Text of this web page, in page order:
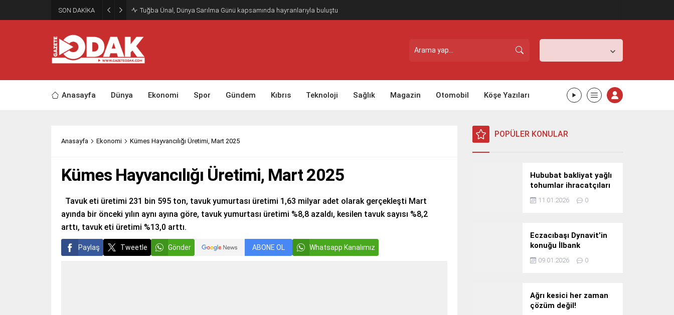
SON DAKİKA Tuğba Ünal, Dünya Sarılma Günü kapsamında hayranlarıyla buluştu
Anasayfa Dünya Ekonomi Spor Gündem Kıbrıs Teknoloji Sağlık Magazin Otomobil Köşe Yazıları
Anasayfa Ekonomi Kümes Hayvancılığı Üretimi, Mart 2025
Kümes Hayvancılığı Üretimi, Mart 2025
Tavuk eti üretimi 231 bin 595 ton, tavuk yumurtası üretimi 1,63 milyar adet olarak gerçekleşti Mart
ayında bir önceki yılın aynı ayına göre, tavuk yumurtası üretimi %8,8 azaldı, kesilen tavuk sayısı %8,2
arttı, tavuk eti üretimi %13,0 arttı.
Paylaş Tweetle Gönder ABONE OL Whatsapp Kanalımız
POPÜLER KONULAR
Hububat bakliyat yağlı
tohumlar ihracatçıları
Güney Kore yolcusu
11.01.2026 0
Eczacıbaşı Dynavit’in
konuğu İlbank
09.01.2026 0
Ağrı kesici her zaman
çözüm değil!